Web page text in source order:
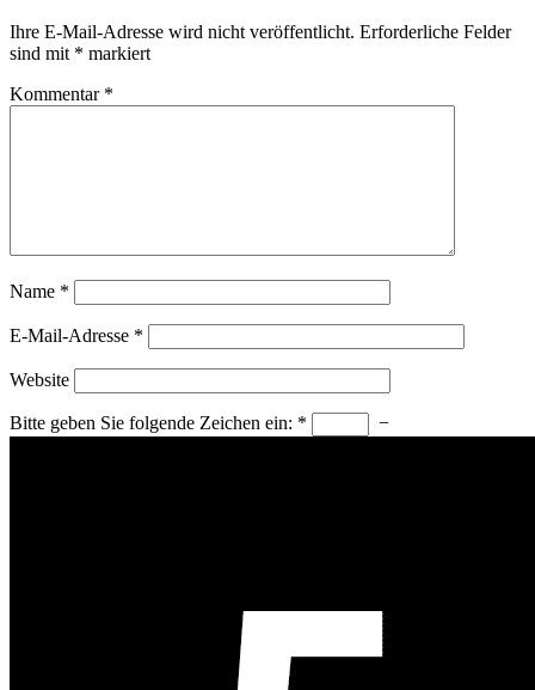
Ihre E-Mail-Adresse wird nicht veröffentlicht. Erforderliche Felder
sind mit * markiert
Kommentar *
Name *
E-Mail-Adresse *
Website
Bitte geben Sie folgende Zeichen ein: * −